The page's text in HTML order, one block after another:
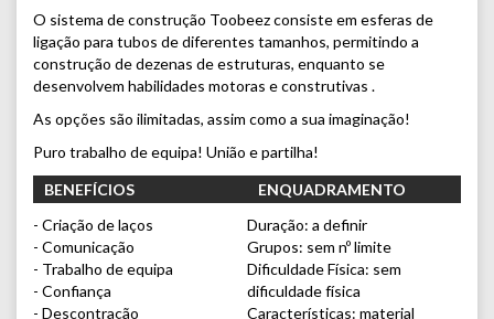
O sistema de construção Toobeez consiste em esferas de
ligação para tubos de diferentes tamanhos, permitindo a
construção de dezenas de estruturas, enquanto se
desenvolvem habilidades motoras e construtivas .
As opções são ilimitadas, assim como a sua imaginação!
Puro trabalho de equipa! União e partilha!
BENEFÍCIOS
- Criação de laços
- Comunicação
- Trabalho de equipa
- Confiança
- Descontração
ENQUADRAMENTO
Duração: a definir
Grupos: sem nº limite
Dificuldade Física: sem
dificuldade física
Características: material